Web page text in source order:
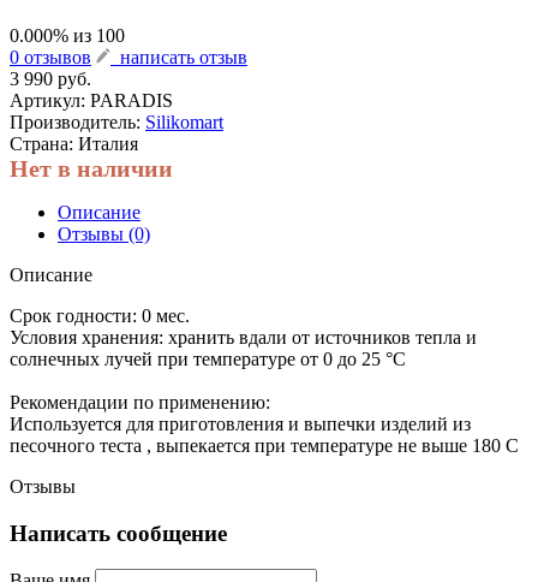
0.000% из 100
0 отзывов
написать отзыв
3 990 руб.
Артикул: PARADIS
Производитель: Silikomart
Страна: Италия
Нет в наличии
Описание
Отзывы (0)
Описание
Срок годности: 0 мес.
Условия хранения: хранить вдали от источников тепла и
солнечных лучей при температуре от 0 до 25 °C
Рекомендации по применению:
Используется для приготовления и выпечки изделий из
песочного теста , выпекается при температуре не выше 180 С
Отзывы
Написать сообщение